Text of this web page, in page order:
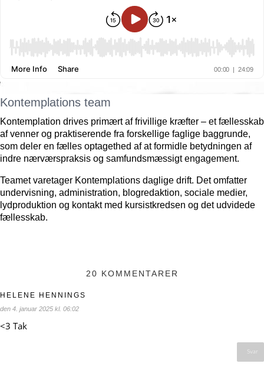
Kontemplations team
Kontemplation drives primært af frivillige kræfter – et fællesskab
af venner og praktiserende fra forskellige faglige baggrunde,
som deler en fælles optagethed af at formidle betydningen af
indre nærværspraksis og samfundsmæssigt engagement.
Teamet varetager Kontemplations daglige drift. Det omfatter
undervisning, administration, blogredaktion, sociale medier,
lydproduktion og kontakt med kursistkredsen og det udvidede
fællesskab.
20 KOMMENTARER
HELENE HENNINGS
den 4. januar 2025 kl. 06:02
<3 Tak
Svar